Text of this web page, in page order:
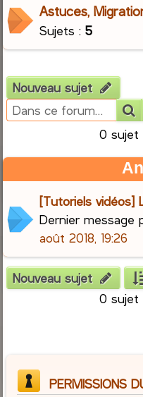
Astuces,
Sujets :5
Nouveau sujet
0 sujet
[Tutoriels vidéos]
Dernier message
août 2018, 19:26
Nouveau sujet
0 sujet
PERMISSIONS